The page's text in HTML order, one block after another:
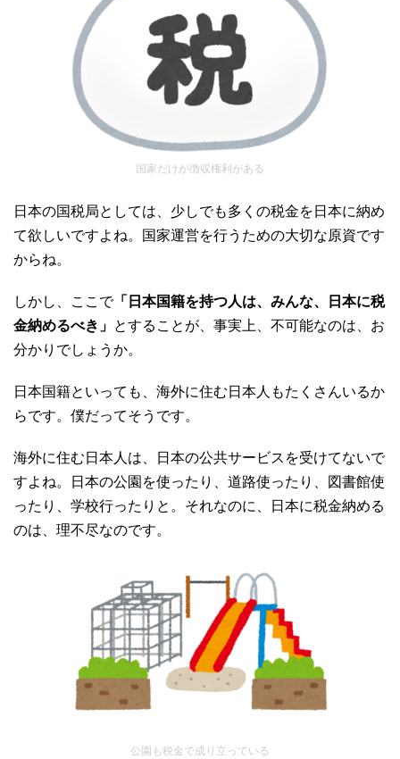
国家だけが徴収権利がある
日本の国税局としては、少しでも多くの税金を日本に納め
て欲しいですよね。国家運営を行うための大切な原資です
からね。
しかし、ここで「日本国籍を持つ人は、みんな、日本に税
金納めるべき」 とすることが、事実上、不可能なのは、お
分かりでしょうか。
日本国籍といっても、海外に住む日本人もたくさんいるか
らです。僕だってそうです。
海外に住む日本人は、日本の公共サービスを受けてないで
すよね。日本の公園を使ったり、道路使ったり、図書館使
ったり、学校行ったりと。それなのに、日本に税金納める
のは、理不尽なのです。
公園も税金で成り立っている